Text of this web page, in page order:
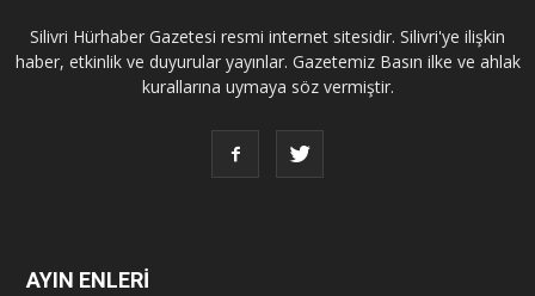
Silivri Hürhaber Gazetesi resmi internet sitesidir. Silivri'ye ilişkin
haber, etkinlik ve duyurular yayınlar. Gazetemiz Basın ilke ve ahlak
kurallarına uymaya söz vermiştir.
AYIN ENLERİ